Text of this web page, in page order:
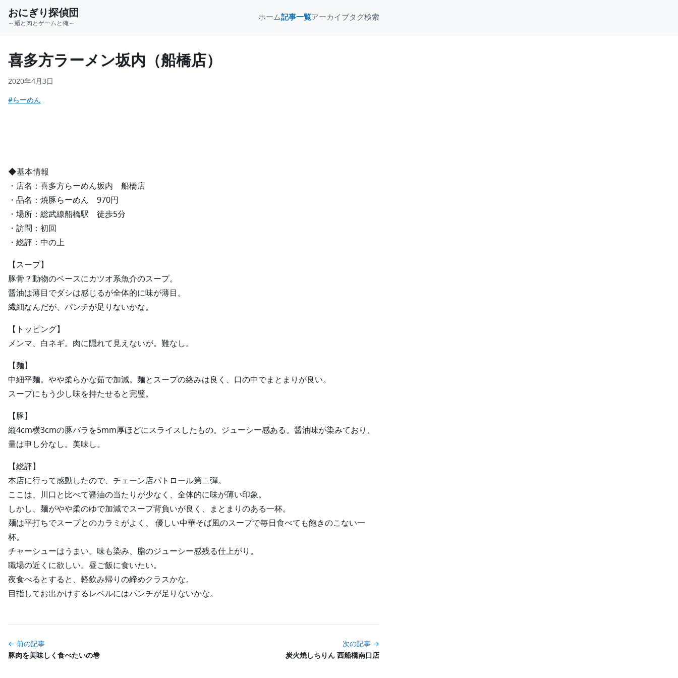
おにぎり探偵団
～麺と肉とゲームと俺～
ホーム記事一覧アーカイブタグ検索
喜多方ラーメン坂内（船橋店）
2020年4月3日
#らーめん
◆基本情報
・店名：喜多方らーめん坂内 船橋店
・品名：焼豚らーめん 970円
・場所：総武線船橋駅 徒歩5分
・訪問：初回
・総評：中の上
【スープ】
豚骨？動物のベースにカツオ系魚介のスープ。
醤油は薄目でダシは感じるが全体的に味が薄目。
繊細なんだが、パンチが足りないかな。
【トッピング】
メンマ、白ネギ。肉に隠れて見えないが。難なし。
【麺】
中細平麺。やや柔らかな茹で加減。麺とスープの絡みは良く、口の中でまとまりが良い。
スープにもう少し味を持たせると完璧。
【豚】
縦4cm横3cmの豚バラを5mm厚ほどにスライスしたもの。ジューシー感ある。醤油味が染みており、
量は申し分なし。美味し。
【総評】
本店に行って感動したので、チェーン店パトロール第二弾。
ここは、川口と比べて醤油の当たりが少なく、全体的に味が薄い印象。
しかし、麺がやや柔のゆで加減でスープ背負いが良く、まとまりのある一杯。
麺は平打ちでスープとのカラミがよく、 優しい中華そば風のスープで毎日食べても飽きのこない一
杯。
チャーシューはうまい。味も染み、脂のジューシー感残る仕上がり。
職場の近くに欲しい。昼ご飯に食いたい。
夜食べるとすると、軽飲み帰りの締めクラスかな。
目指してお出かけするレベルにはパンチが足りないかな。
← 前の記事
豚肉を美味しく食べたいの巻
次の記事 →
炭火焼しちりん 西船橋南口店